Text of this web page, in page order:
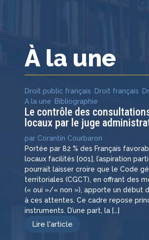
À la une
Droit public français Droit français
A la une
Bibliographie
Le contrôle des
locaux par le juge
par Corantin Courbaron
Portée par 82 % des Français
locaux facilités [001], l’aspiration
pourrait laisser croire que le Code
territoriales (CGCT), en offrant des
(« oui »/« non »), apporte un début
à ces attentes. Ce cadre repose
instruments. D’une part, la […]
Lire l'article